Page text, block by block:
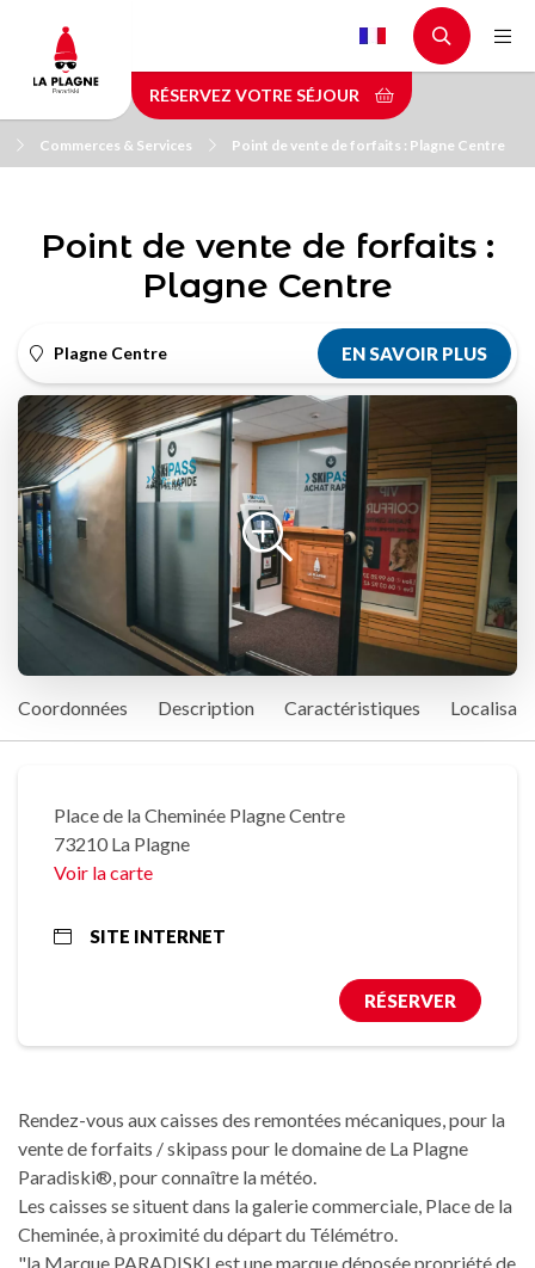
contenu
principal
RÉSERVEZ VOTRE SÉJOUR
Commerces & Services Point de vente de forfaits : Plagne Centre
Point de vente de forfaits :
Plagne Centre
Plagne Centre EN SAVOIR PLUS
Coordonnées Description Caractéristiques
Place de la Cheminée Plagne Centre
73210 La Plagne
Voir la carte
SITE INTERNET
RÉSERVER
Rendez-vous aux caisses des remontées mécaniques, pour la
vente de forfaits / skipass pour le domaine de La Plagne
Paradiski®, pour connaître la météo.
Les caisses se situent dans la galerie commerciale, Place de la
Cheminée, à proximité du départ du Télémétro.
"la Marque PARADISKI est une marque déposée propriété de